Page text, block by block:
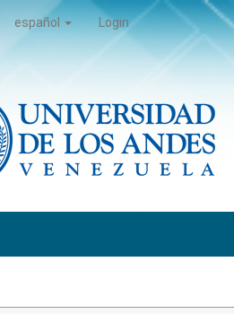
español Login